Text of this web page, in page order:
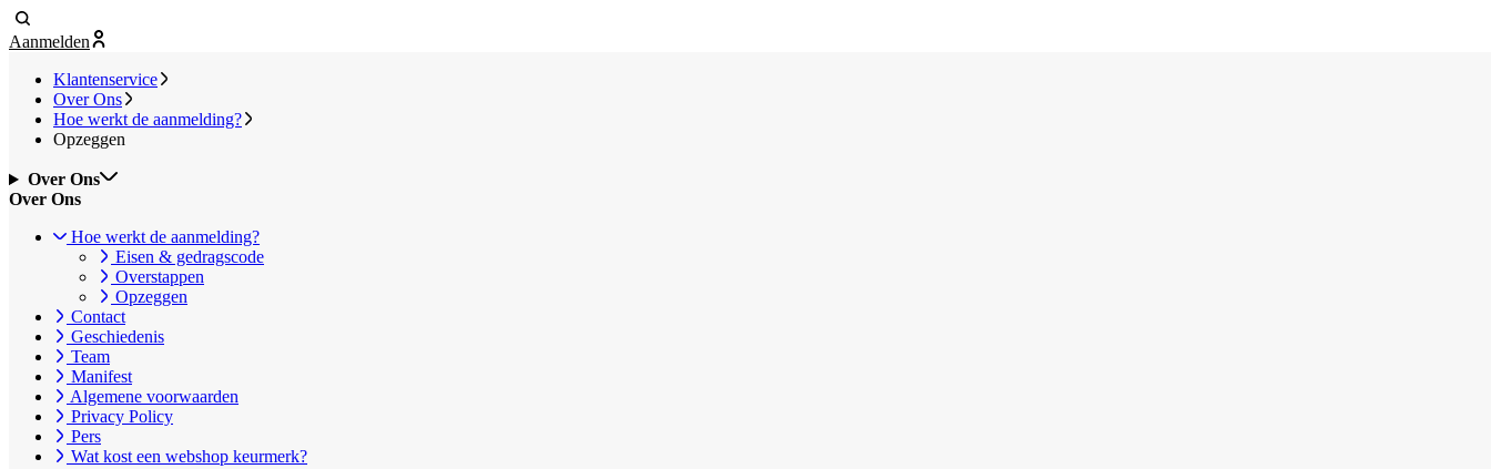
Aanmelden
Klantenservice
Over Ons
Hoe werkt de aanmelding?
Opzeggen
Over Ons
Over Ons
Hoe werkt de aanmelding?
Eisen & gedragscode
Overstappen
Opzeggen
Contact
Geschiedenis
Team
Manifest
Algemene voorwaarden
Privacy Policy
Pers
Wat kost een webshop keurmerk?